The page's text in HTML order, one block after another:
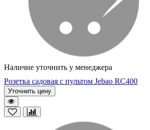
Наличие уточнить у менеджера
Розетка садовая с пультом Jebao RC400
Уточнить цену